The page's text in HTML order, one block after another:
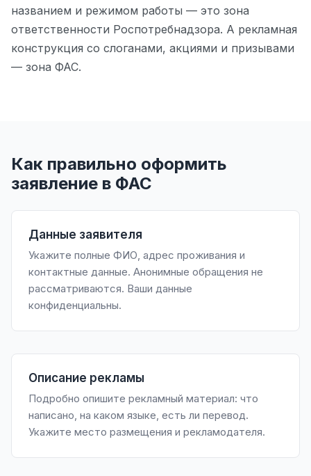
названием и режимом работы — это зона
ответственности Роспотребнадзора. А рекламная
конструкция со слоганами, акциями и призывами
— зона ФАС.
Как правильно оформить
заявление в ФАС
Данные заявителя
Укажите полные ФИО, адрес проживания и
контактные данные. Анонимные обращения не
рассматриваются. Ваши данные
конфиденциальны.
Описание рекламы
Подробно опишите рекламный материал: что
написано, на каком языке, есть ли перевод.
Укажите место размещения и рекламодателя.